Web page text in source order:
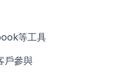
等工具
戶參與